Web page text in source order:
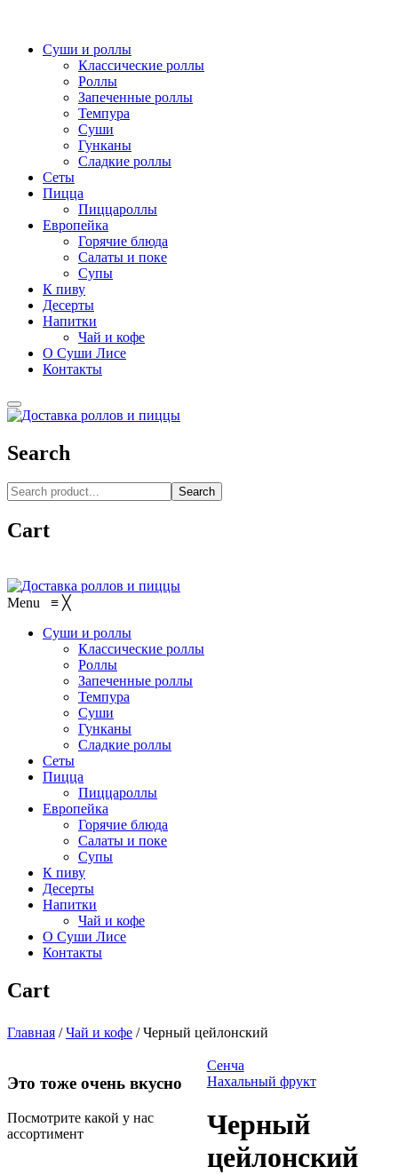
Суши и роллы
Классические роллы
Роллы
Запеченные роллы
Темпура
Суши
Гунканы
Сладкие роллы
Сеты
Пицца
Пиццароллы
Европейка
Горячие блюда
Салаты и поке
Супы
К пиву
Десерты
Напитки
Чай и кофе
О Суши Лисе
Контакты
Search
Search
Cart
Menu ≡ ╳
Суши и роллы
Классические роллы
Роллы
Запеченные роллы
Темпура
Суши
Гунканы
Сладкие роллы
Сеты
Пицца
Пиццароллы
Европейка
Горячие блюда
Салаты и поке
Супы
К пиву
Десерты
Напитки
Чай и кофе
О Суши Лисе
Контакты
Cart
Главная / Чай и кофе /Черный цейлонский
Сенча
Нахальный фрукт
Черный
цейлонский
Это тоже очень вкусно
Посмотрите какой у нас
ассортимент